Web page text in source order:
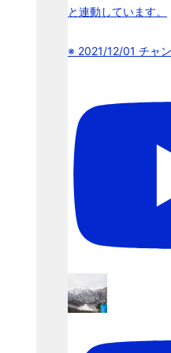
と連動しています。
※ 2021/12/01 チャ